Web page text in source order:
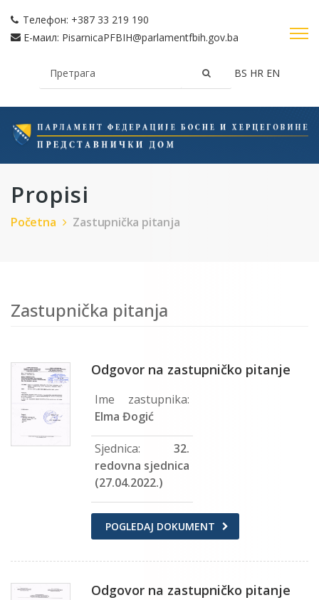
Телефон: +387 33 219 190
Е-маил: PisarnicaPFBIH@parlamentfbih.gov.ba
BS HR EN
Propisi
Početna Zastupnička pitanja
Zastupnička pitanja
Odgovor na zastupničko pitanje
Ime zastupnika:
Elma Đogić
Sjednica: 32.
redovna sjednica
(27.04.2022.)
POGLEDAJ DOKUMENT
Odgovor na zastupničko pitanje